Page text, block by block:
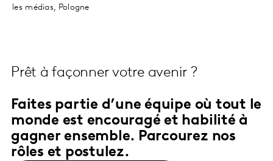
les médias, Pologne
Prêt à façonner votre avenir ?
Faites partie d’une équipe où tout le
monde est encouragé et habilité à
gagner ensemble. Parcourez nos
rôles et postulez.